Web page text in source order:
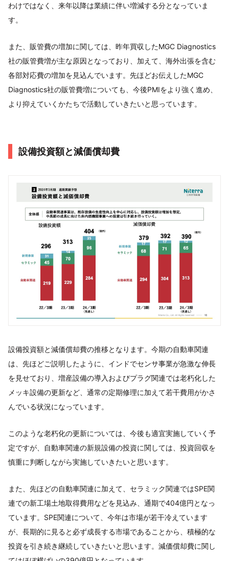
わけではなく、来年以降は業績に伴い増減する分となっていま
す。
また、販管費の増加に関しては、昨年買収したMGC Diagnostics
社の販管費増が主な原因となっており、加えて、海外出張を含む
各部対応費の増加を見込んでいます。先ほどお伝えしたMGC
Diagnostics社の販管費増についても、今後PMIをより強く進め、
より抑えていくかたちで活動していきたいと思っています。
設備投資額と減価償却費
設備投資額と減価償却費の推移となります。今期の自動車関連
は、先ほどご説明したように、インドでセンサ事業が急激な伸長
を見せており、増産設備の導入およびプラグ関連では老朽化した
メッキ設備の更新など、通常の定期修理に加えて若干費用がかさ
んでいる状況になっています。
このような老朽化の更新については、今後も適宜実施していく予
定ですが、自動車関連の新規設備の投資に関しては、投資回収を
慎重に判断しながら実施していきたいと思います。
また、先ほどの自動車関連に加えて、セラミック関連ではSPE関
連での新工場土地取得費用などを見込み、通期で404億円となっ
ています。SPE関連について、今年は市場が若干冷えています
が、長期的に見ると必ず成長する市場であることから、積極的な
投資を引き続き継続していきたいと思います。減価償却費に関し